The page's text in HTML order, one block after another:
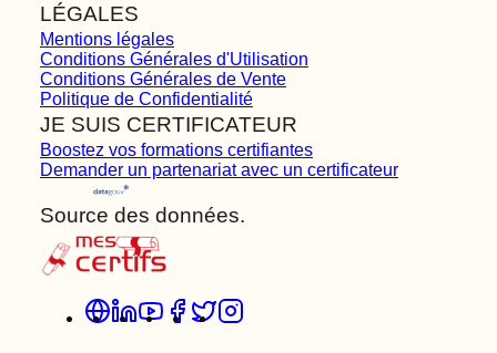
LÉGALES
Mentions légales
Conditions Générales d'Utilisation
Conditions Générales de Vente
Politique de Confidentialité
JE SUIS CERTIFICATEUR
Boostez vos formations certifiantes
Demander un partenariat avec un certificateur
Source des données.